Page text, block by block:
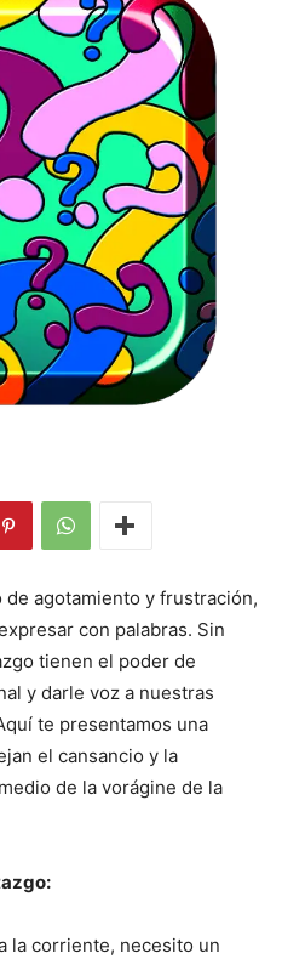
agotamiento y frustración,
con palabras. Sin
tienen el poder de
y darle voz a nuestras
te presentamos una
el cansancio y la
de la vorágine de la
la corriente, necesito un